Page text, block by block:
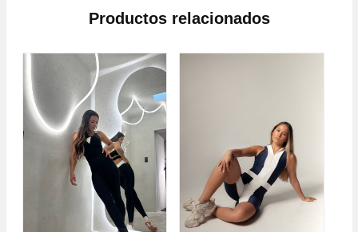
Productos relacionados